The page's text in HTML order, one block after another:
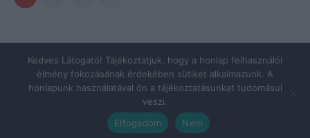
© Copyright 2026 - pszicholive.hu
Impresszum Adatkezelés
Kedves Látogató! Tájékoztatjuk, hogy a honlap felhasználói
élmény fokozásának érdekében sütiket alkalmazunk. A
honlapunk használatával ön a tájékoztatásunkat tudomásul
veszi.
Elfogadom
Nem